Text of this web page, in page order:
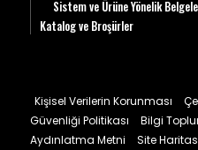
Sistem ve Ürüne Yönelik
Katalog ve Broşürler
Kişisel Verilerin Korunması
Güvenliği Politikası
Bilgi
Aydınlatma Metni
Site